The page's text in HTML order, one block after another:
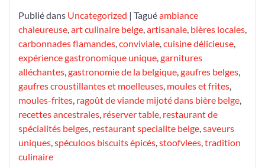
Publié dans Uncategorized | Taguéambiance
chaleureuse,art culinaire belge,artisanale, bières locales,
carbonnades flamandes,conviviale,cuisine délicieuse,
expérience gastronomique unique,garnitures
alléchantes,gastronomie de la belgique,gaufres belges,
gaufres croustillantes et moelleuses, moules et frites,
moules-frites, ragoût de viande mijoté dans bière belge,
recettes ancestrales, réserver table, restaurant de
spécialités belges, restaurant specialite belge,saveurs
uniques,spéculoos biscuits épicés,stoofvlees,tradition
culinaire